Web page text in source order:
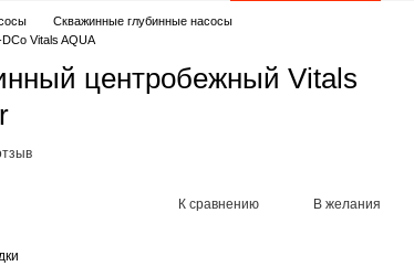
Скважинные глубинные насосы
Vitals AQUA
центробежный Vitals
К сравнению В желания